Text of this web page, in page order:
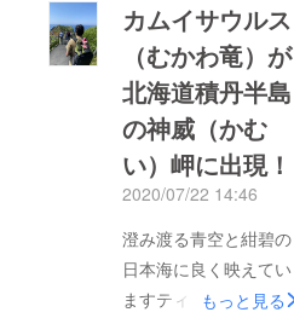
カムイサウルス
（むかわ竜）が
北海道積丹半島
の神威（かむ
い）岬に出現！
2020/07/22 14:46
澄み渡る青空と紺碧の
日本海に良く映えてい
ますティラノサウルス
もっと見る